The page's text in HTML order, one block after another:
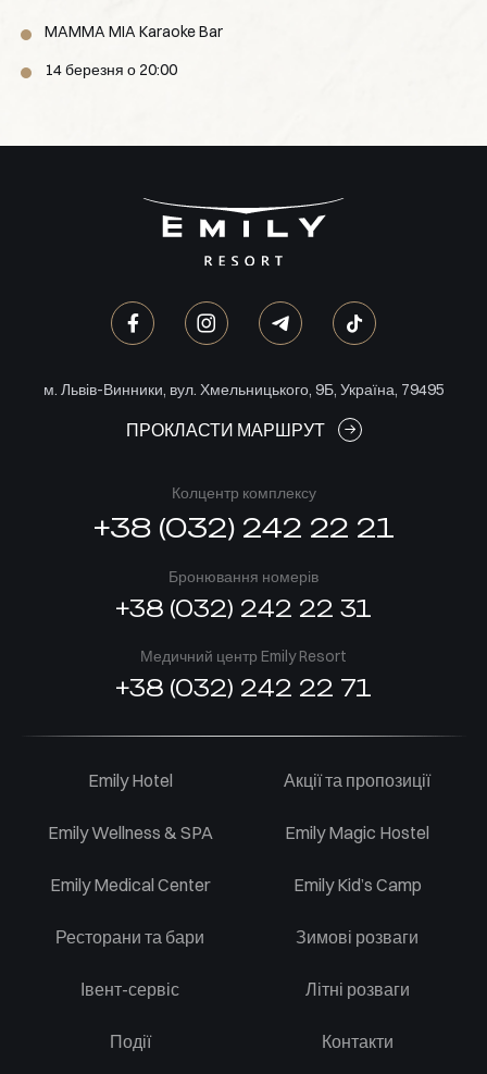
MAMMA MIA Karaoke Bar
14 березня о 20:00
м. Львів-Винники, вул. Хмельницького, 9Б, Україна, 79495
ПРОКЛАСТИ МАРШРУТ
Колцентр комплексу
+38 (032) 242 22 21
Бронювання номерів
+38 (032) 242 22 31
Медичний центр Emily Resort
+38 (032) 242 22 71
Emily Hotel
Emily Wellness & SPA
Emily Medical Center
Ресторани та бари
Івент-сервіс
Події
Акції та пропозиції
Emily Magic Hostel
Emily Kid’s Camp
Зимові розваги
Літні розваги
Контакти